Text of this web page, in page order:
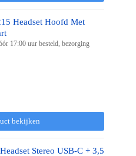
Headset Hoofd Met
17:00 uur besteld, bezorging
bekijken
Stereo USB-C + 3,5